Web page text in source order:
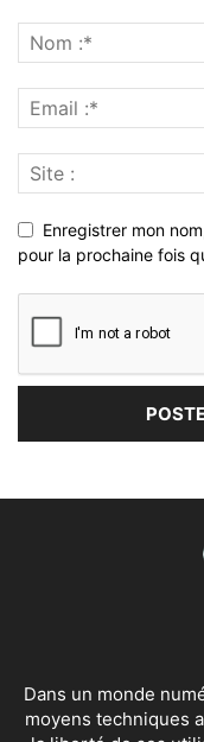
Enregistrer mon
pour la prochaine fois
Dans un monde
moyens techniques